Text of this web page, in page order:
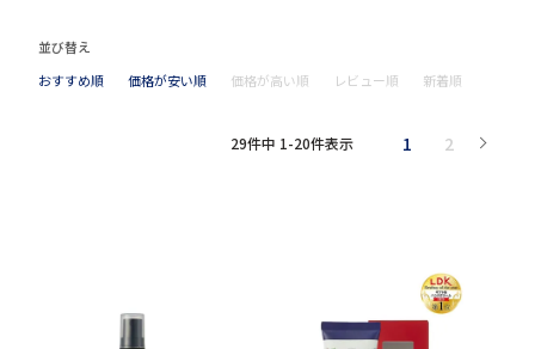
並び替え
おすすめ順
価格が安い順 価格が高い順 レビュー順 新着順
29件中 1-20件表示 1 2